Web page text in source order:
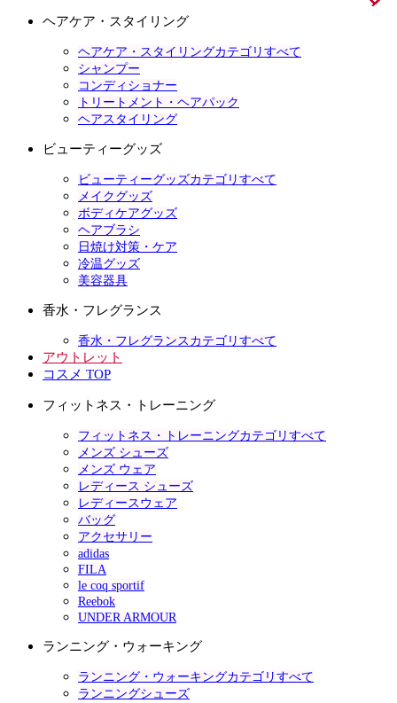
ヘアケア・スタイリング
ヘアケア・スタイリングカテゴリすべて
シャンプー
コンディショナー
トリートメント・ヘアパック
ヘアスタイリング
ビューティーグッズ
ビューティーグッズカテゴリすべて
メイクグッズ
ボディケアグッズ
ヘアブラシ
日焼け対策・ケア
冷温グッズ
美容器具
香水・フレグランス
香水・フレグランスカテゴリすべて
アウトレット
コスメ TOP
フィットネス・トレーニング
フィットネス・トレーニングカテゴリすべて
メンズ シューズ
メンズ ウェア
レディース シューズ
レディースウェア
バッグ
アクセサリー
adidas
FILA
le coq sportif
Reebok
UNDER ARMOUR
ランニング・ウォーキング
ランニング・ウォーキングカテゴリすべて
ランニングシューズ